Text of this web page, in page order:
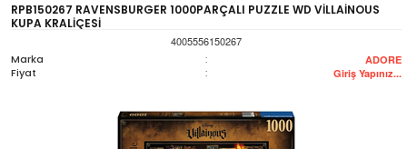
RPB150267 RAVENSBURGER 1000PARÇALI PUZZLE WD VİLLAİNOUS
KUPA KRALİÇESİ
4005556150267
Marka
: ADORE
Fiyat : Giriş Yapınız...